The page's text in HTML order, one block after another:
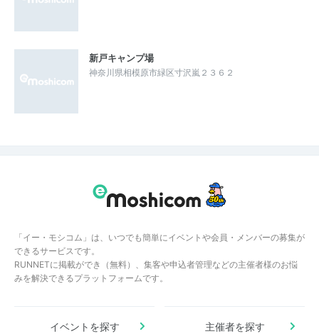
新戸キャンプ場
神奈川県相模原市緑区寸沢嵐２３６２
「イー・モシコム」は、いつでも簡単にイベントや会員・メンバーの募集が
できるサービスです。
RUNNETに掲載ができ（無料）、集客や申込者管理などの主催者様のお悩
みを解決できるプラットフォームです。
イベントを探す 主催者を探す